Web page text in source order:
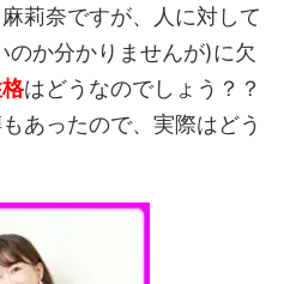
莉奈ですが、人に対して
か分かりませんが)に欠
はどうなのでしょう？？
あったので、実際はどう